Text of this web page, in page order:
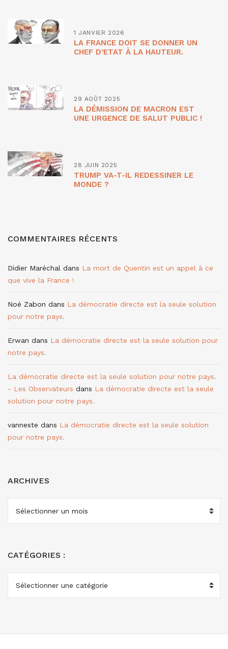
1 JANVIER 2026
LA FRANCE DOIT SE DONNER UN
CHEF D’ETAT À LA HAUTEUR.
29 AOÛT 2025
LA DÉMISSION DE MACRON EST
UNE URGENCE DE SALUT PUBLIC !
28 JUIN 2025
TRUMP VA-T-IL REDESSINER LE
MONDE ?
COMMENTAIRES RÉCENTS
Didier Maréchal dans La mort de Quentin est un appel à ce
que vive la France !
Noé Zabon dans La démocratie directe est la seule solution
pour notre pays.
Erwan dans La démocratie directe est la seule solution pour
notre pays.
La démocratie directe est la seule solution pour notre pays.
- Les Observateurs dans La démocratie directe est la seule
solution pour notre pays.
vanneste dans La démocratie directe est la seule solution
pour notre pays.
ARCHIVES
ARCHIVES
CATÉGORIES :
CATÉGORIES